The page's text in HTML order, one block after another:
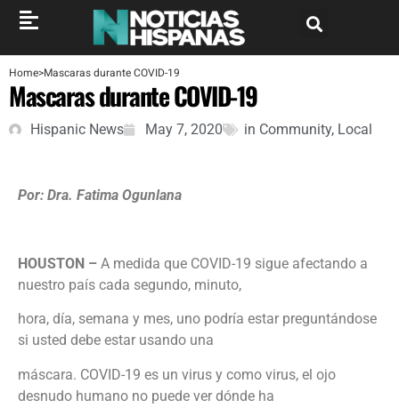
Home>Mascaras durante COVID-19
Mascaras durante COVID-19
Hispanic News May 7, 2020 in Community, Local
Por: Dra. Fatima Ogunlana
HOUSTON – A medida que COVID-19 sigue afectando a
nuestro país cada segundo, minuto,
hora, día, semana y mes, uno podría estar preguntándose
si usted debe estar usando una
máscara. COVID-19 es un virus y como virus, el ojo
desnudo humano no puede ver dónde ha